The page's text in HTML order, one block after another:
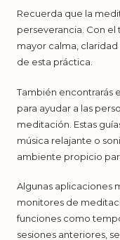
Recuerda que la
perseverancia. Con
mayor calma,
de esta práctica.
También encontrarás
para ayudar a las
meditación. Estas
música relajante o
ambiente propicio
Algunas aplicaciones
monitores de
funciones como
sesiones anteriores,